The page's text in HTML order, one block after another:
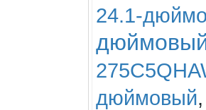
24.1-
дюймовый